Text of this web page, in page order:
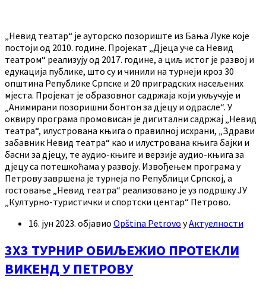
„Невид театар“ је ауторско позориште из Бања Луке које
постоји од 2010. године. Пројекат „Дјеца уче са Невид
театром“ реализују од 2017. године, а циљ истог је развој и
едукација публике, што су и чинили на турнеји кроз 30
општина Републике Српске и 20 приградских насељених
мјеста. Пројекат је образовног садржаја који укључује и
„Анимирани позоришни бонтон за дјецу и одрасле“. У
оквиру програма промовисан је дигитални садржај „Невид
театра“, илустрована књига о правилној исхрани, „Здрави
забавник Невид театра“ као и илустрована књига бајки и
басни за дјецу, те аудио-књиге и верзије аудио-књига за
дјецу са потешкоћама у развоју. Извођењем програма у
Петрову завршена је турнеја по Републици Српској, а
гостовање „Невид театра“ реализовано је уз подршку ЈУ
„Културно-туристички и спортски центар“ Петрово.
16. јун 2023. објавио Opština Petrovo уАктуелности
3X3 ТУРНИР ОБИЉЕЖИО ПРОТЕКЛИ
ВИКЕНД У ПЕТРОВУ